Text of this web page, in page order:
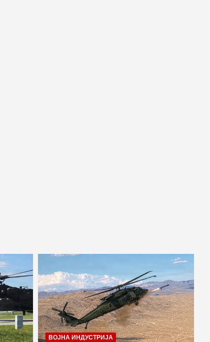
ВОЈНА ИНДУСТРИЈА